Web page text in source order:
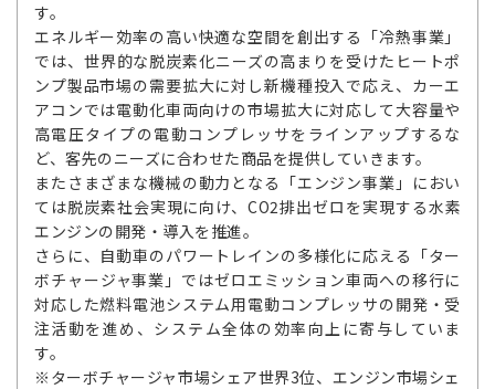
す。
エネルギー効率の高い快適な空間を創出する「冷熱事業」
では、世界的な脱炭素化ニーズの高まりを受けたヒートポ
ンプ製品市場の需要拡大に対し新機種投入で応え、カーエ
アコンでは電動化車両向けの市場拡大に対応して大容量や
高電圧タイプの電動コンプレッサをラインアップするな
ど、客先のニーズに合わせた商品を提供していきます。
またさまざまな機械の動力となる「エンジン事業」におい
ては脱炭素社会実現に向け、CO2排出ゼロを実現する水素
エンジンの開発・導入を推進。
さらに、自動車のパワートレインの多様化に応える「ター
ボチャージャ事業」ではゼロエミッション車両への移行に
対応した燃料電池システム用電動コンプレッサの開発・受
注活動を進め、システム全体の効率向上に寄与していま
す。
※ターボチャージャ市場シェア世界3位、エンジン市場シェ